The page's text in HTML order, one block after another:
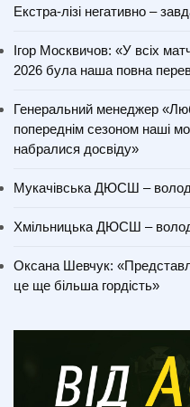
Екстра-лізі негативно –
Ігор Москвичов: «У всіх
2026 була наша повна
Генеральний менеджер
попереднім сезоном наші
набралися досвіду»
Мукачівська ДЮСШ –
Хмільницька ДЮСШ –
Оксана Шевчук:
це ще більша гордість»